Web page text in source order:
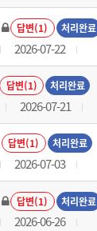
답변(1) 처리완료
2026-07-22
답변(1) 처리완료
2026-07-21
답변(1) 처리완료
2026-07-03
답변(1) 처리완료
2026-06-26